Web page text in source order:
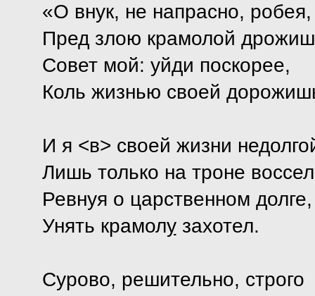
«О внук, не напрасно, робея,
Пред злою крамолой
Совет мой: уйди поскорее,
Коль жизнью своей
И я <в> своей жизни
Лишь только на троне
Ревнуя о царственном долге,
Унять крамолузахотел.
Сурово, решительно, строго